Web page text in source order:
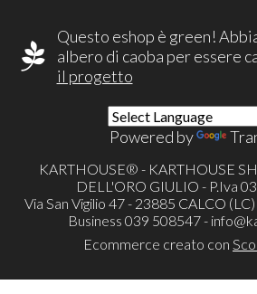
Questo eshop è green!
albero di caoba per essere
il progetto
Powered by
KARTHOUSE® - KARTHOUSE
DELL'ORO GIULIO - P.Iva
Via San Vigilio 47 - 23885 CALCO
Business 039 508547 -
Ecommerce creato con